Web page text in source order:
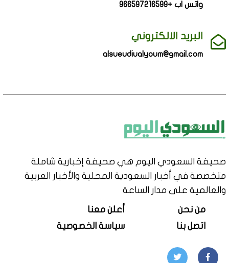
واتس اب +966597216599
البريد الالكتروني
alsueudiualyoum@gmail.com
صحيفة السعودي اليوم هي صحيفة إخبارية شاملة
متخصصة في أخبار السعودية المحلية والأخبار العربية
والعالمية على مدار الساعة
من نحن
أعلن معنا
اتصل بنا
سياسة الخصوصية